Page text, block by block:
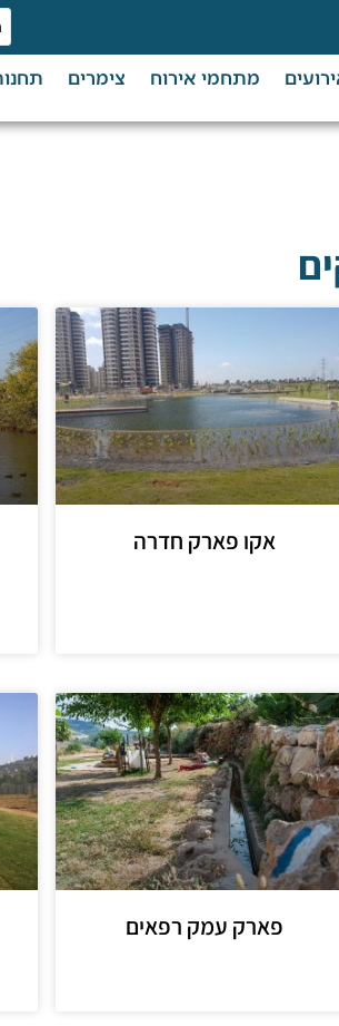
מתחמי אירוח צימרים
אקו פארק חדרה
פארק עמק רפאים